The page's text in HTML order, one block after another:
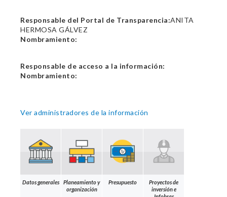
Responsable del Portal de Transparencia:ANITA
HERMOSA GÁLVEZ
Nombramiento:
Responsable de acceso a la información:
Nombramiento:
Ver administradores de la información
Datos generales
Planeamiento y
organización
Presupuesto
Proyectos de
inversión e